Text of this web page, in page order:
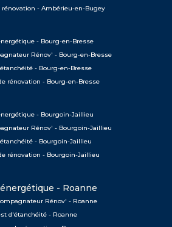
rénovation - Ambérieu-en-Bugey
- Bourg-en-Bresse
Rénov' - Bourg-en-Bresse
- Bourg-en-Bresse
rénovation - Bourg-en-Bresse
- Bourgoin-Jaillieu
Rénov' - Bourgoin-Jaillieu
- Bourgoin-Jaillieu
rénovation - Bourgoin-Jaillieu
- Roanne
Rénov' - Roanne
d'étanchéité - Roanne